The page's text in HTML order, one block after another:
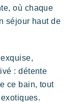
où chaque
séjour haut de
: détente
ce bain, tout